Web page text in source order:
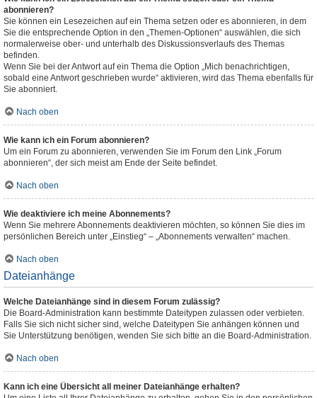
abonnieren?
Sie können ein Lesezeichen auf ein Thema setzen oder es abonnieren, in dem
Sie die entsprechende Option in den „Themen-Optionen“ auswählen, die sich
normalerweise ober- und unterhalb des Diskussionsverlaufs des Themas
befinden.
Wenn Sie bei der Antwort auf ein Thema die Option „Mich benachrichtigen,
sobald eine Antwort geschrieben wurde“ aktivieren, wird das Thema ebenfalls für
Sie abonniert.
Nach oben
Wie kann ich ein Forum abonnieren?
Um ein Forum zu abonnieren, verwenden Sie im Forum den Link „Forum
abonnieren“, der sich meist am Ende der Seite befindet.
Nach oben
Wie deaktiviere ich meine Abonnements?
Wenn Sie mehrere Abonnements deaktivieren möchten, so können Sie dies im
persönlichen Bereich unter „Einstieg“ – „Abonnements verwalten“ machen.
Nach oben
Dateianhänge
Welche Dateianhänge sind in diesem Forum zulässig?
Die Board-Administration kann bestimmte Dateitypen zulassen oder verbieten.
Falls Sie sich nicht sicher sind, welche Dateitypen Sie anhängen können und
Sie Unterstützung benötigen, wenden Sie sich bitte an die Board-Administration.
Nach oben
Kann ich eine Übersicht all meiner Dateianhänge erhalten?